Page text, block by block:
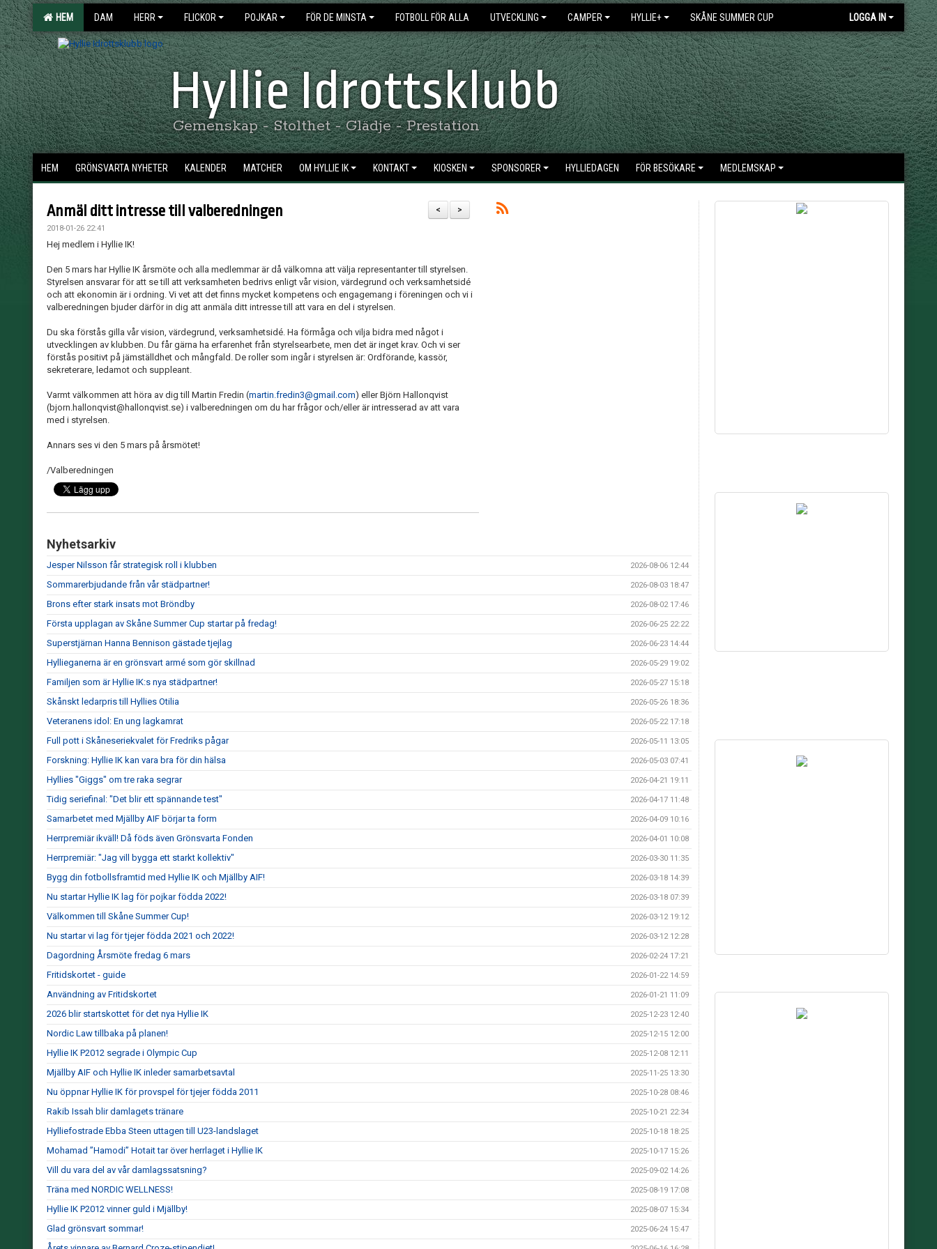
HEM DAM HERR FLICKOR POJKAR FÖR DE MINSTA FOTBOLL FÖR ALLA UTVECKLING CAMPER HYLLIE+ SKÅNE SUMMER CUP LOGGA IN
Hyllie Idrottsklubb
Gemenskap - Stolthet - Glädje - Prestation
HEM GRÖNSVARTA NYHETER KALENDER MATCHER OM HYLLIE IK KONTAKT KIOSKEN SPONSORER HYLLIEDAGEN FÖR BESÖKARE MEDLEMSKAP
>
<
Anmäl ditt intresse till valberedningen
2018-01-26 22:41
Hej medlem i Hyllie IK!
Den 5 mars har Hyllie IK årsmöte och alla medlemmar är då välkomna att välja representanter till styrelsen.
Styrelsen ansvarar för att se till att verksamheten bedrivs enligt vår vision, värdegrund och verksamhetsidé
och att ekonomin är i ordning. Vi vet att det finns mycket kompetens och engagemang i föreningen och vi i
valberedningen bjuder därför in dig att anmäla ditt intresse till att vara en del i styrelsen.
Du ska förstås gilla vår vision, värdegrund, verksamhetsidé. Ha förmåga och vilja bidra med något i
utvecklingen av klubben. Du får gärna ha erfarenhet från styrelsearbete, men det är inget krav. Och vi ser
förstås positivt på jämställdhet och mångfald. De roller som ingår i styrelsen är: Ordförande, kassör,
sekreterare, ledamot och suppleant.
Varmt välkommen att höra av dig till Martin Fredin (martin.fredin3@gmail.com) eller Björn Hallonqvist
(bjorn.hallonqvist@hallonqvist.se) i valberedningen om du har frågor och/eller är intresserad av att vara
med i styrelsen.
Annars ses vi den 5 mars på årsmötet!
/Valberedningen
Nyhetsarkiv
Jesper Nilsson får strategisk roll i klubben 2026-08-06 12:44
Sommarerbjudande från vår städpartner! 2026-08-03 18:47
Brons efter stark insats mot Bröndby 2026-08-02 17:46
Första upplagan av Skåne Summer Cup startar på fredag! 2026-06-25 22:22
Superstjärnan Hanna Bennison gästade tjejlag 2026-06-23 14:44
Hyllieganerna är en grönsvart armé som gör skillnad 2026-05-29 19:02
Familjen som är Hyllie IK:s nya städpartner! 2026-05-27 15:18
Skånskt ledarpris till Hyllies Otilia 2026-05-26 18:36
Veteranens idol: En ung lagkamrat 2026-05-22 17:18
Full pott i Skåneseriekvalet för Fredriks pågar 2026-05-11 13:05
Forskning: Hyllie IK kan vara bra för din hälsa 2026-05-03 07:41
Hyllies "Giggs" om tre raka segrar 2026-04-21 19:11
Tidig seriefinal: "Det blir ett spännande test" 2026-04-17 11:48
Samarbetet med Mjällby AIF börjar ta form 2026-04-09 10:16
Herrpremiär ikväll! Då föds även Grönsvarta Fonden 2026-04-01 10:08
Herrpremiär: "Jag vill bygga ett starkt kollektiv" 2026-03-30 11:35
Bygg din fotbollsframtid med Hyllie IK och Mjällby AIF! 2026-03-18 14:39
Nu startar Hyllie IK lag för pojkar födda 2022! 2026-03-18 07:39
Välkommen till Skåne Summer Cup! 2026-03-12 19:12
Nu startar vi lag för tjejer födda 2021 och 2022! 2026-03-12 12:28
Dagordning Årsmöte fredag 6 mars 2026-02-24 17:21
Fritidskortet - guide 2026-01-22 14:59
Användning av Fritidskortet 2026-01-21 11:09
2026 blir startskottet för det nya Hyllie IK 2025-12-23 12:40
Nordic Law tillbaka på planen! 2025-12-15 12:00
Hyllie IK P2012 segrade i Olympic Cup 2025-12-08 12:11
Mjällby AIF och Hyllie IK inleder samarbetsavtal 2025-11-25 13:30
Nu öppnar Hyllie IK för provspel för tjejer födda 2011 2025-10-28 08:46
Rakib Issah blir damlagets tränare 2025-10-21 22:34
Hylliefostrade Ebba Steen uttagen till U23-landslaget 2025-10-18 18:25
Mohamad ”Hamodi” Hotait tar över herrlaget i Hyllie IK 2025-10-17 15:26
Vill du vara del av vår damlagssatsning? 2025-09-02 14:26
Träna med NORDIC WELLNESS! 2025-08-19 17:08
Hyllie IK P2012 vinner guld i Mjällby! 2025-08-07 15:34
Glad grönsvart sommar! 2025-06-24 15:47